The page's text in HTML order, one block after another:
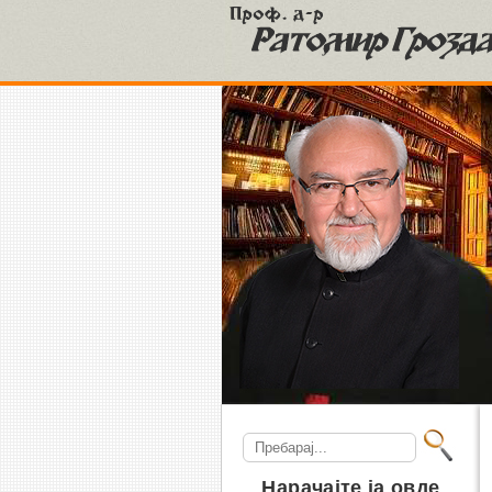
Search
for:
Нарачајте ја овде